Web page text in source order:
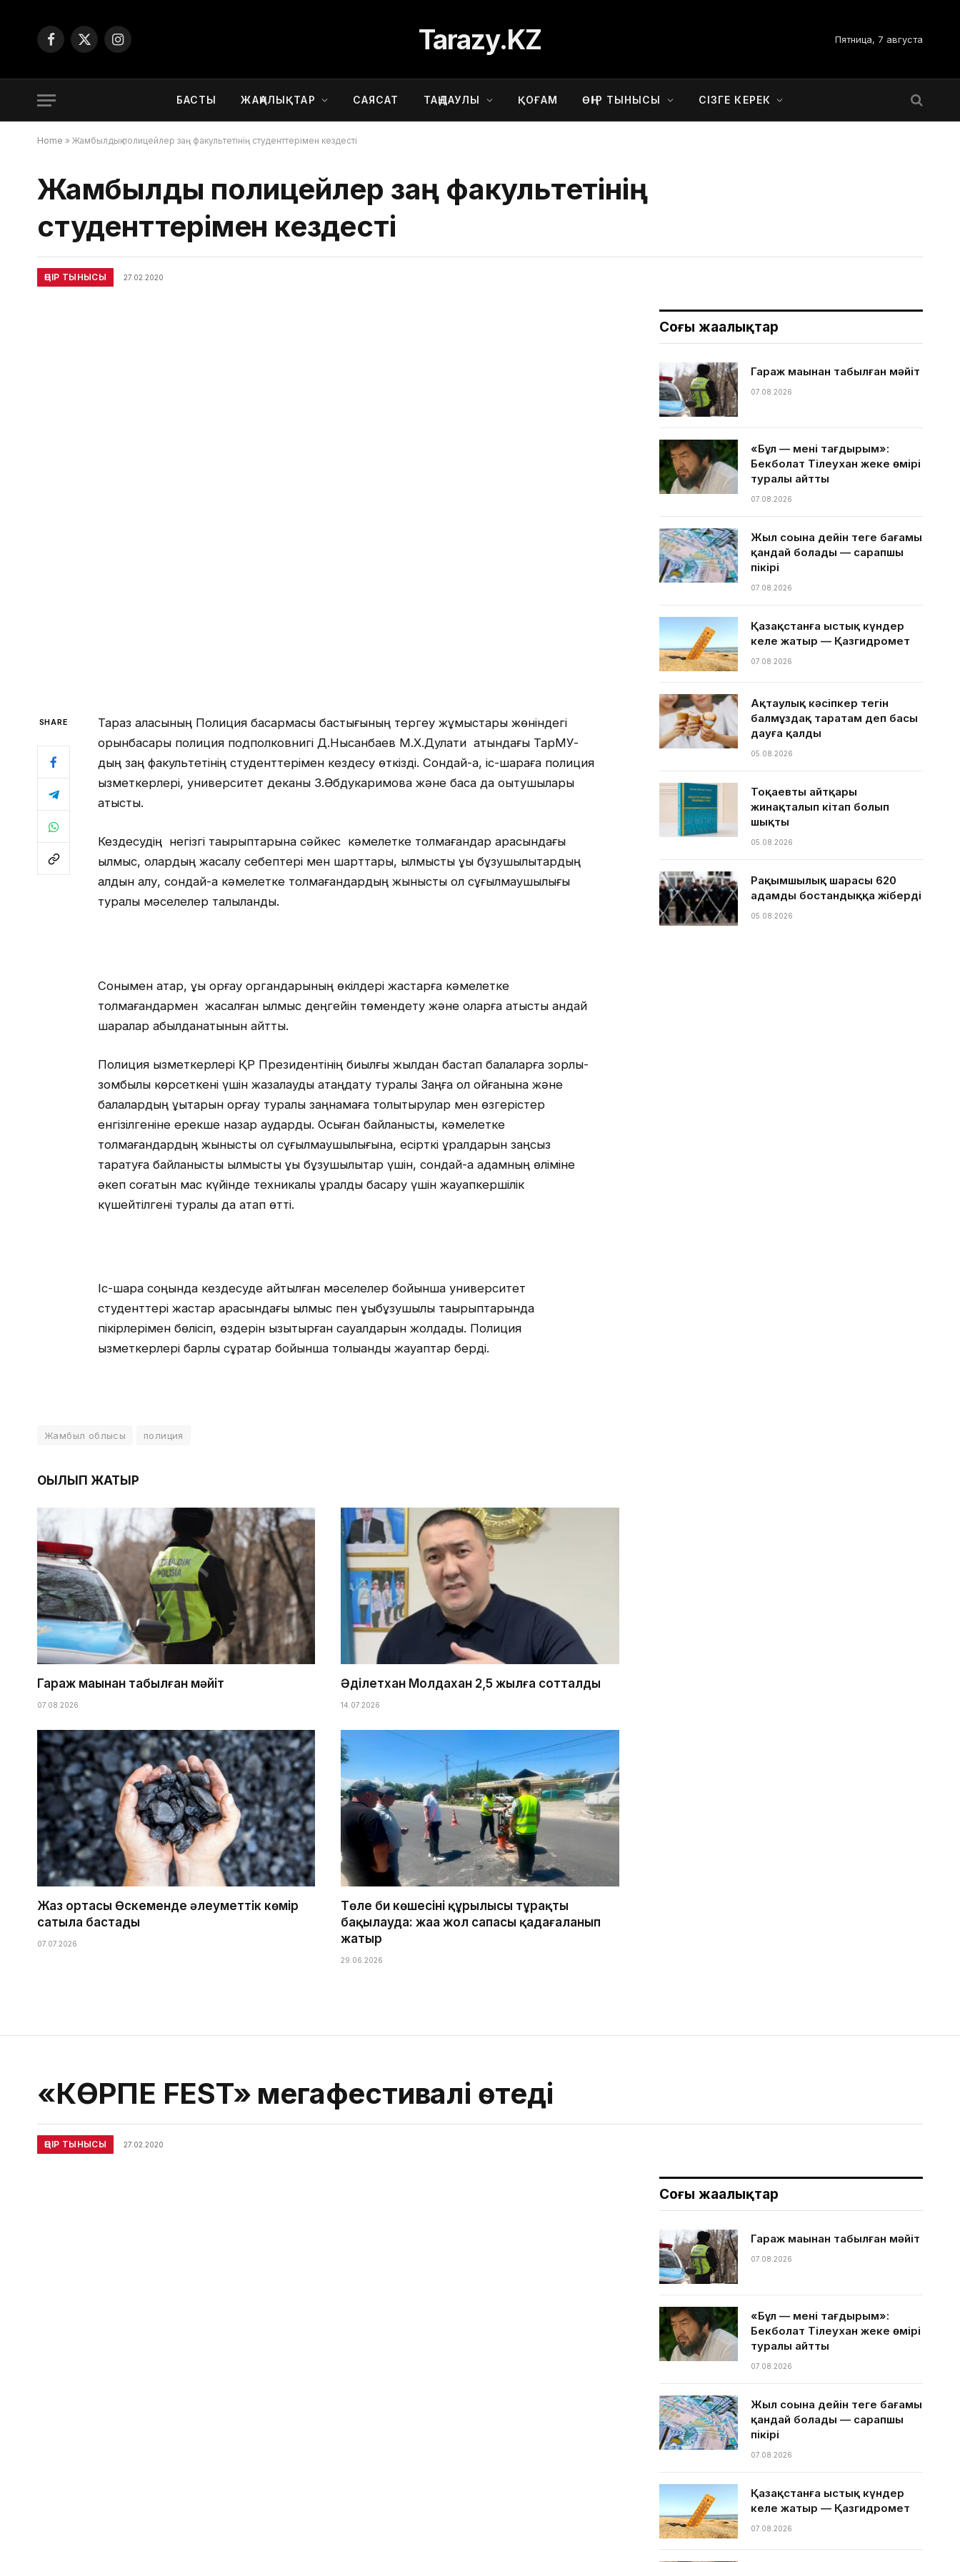
Facebook
X
Instagram Tarazy.KZ Пятница, 7 августа
БАСТЫ ЖАҢАЛЫҚТАР САЯСАТ ТАҢДАУЛЫ ҚОҒАМ ӨҢІР ТЫНЫСЫ СІЗГЕ КЕРЕК
Home » Жамбылдық полицейлер заң факультетінің студенттерімен кездесті
Жамбылдық полицейлер заң факультетінің
студенттерімен кездесті
ӨҢІР ТЫНЫСЫ 27.02.2020
SHARE
Тараз қаласының Полиция басқармасы бастығының тергеу жұмыстары жөніндегі
орынбасары полиция подполковнигі Д.Нысанбаев М.Х.Дулати атындағы ТарМУ-
дың заң факультетінің студенттерімен кездесу өткізді. Сондай-ақ, іс-шараға полиция
қызметкерлері, университет деканы З.Әбдукаримова және басқа да оқытушылары
қатысты.
Кездесудің негізгі тақырыптарына сәйкес кәмелетке толмағандар арасындағы
қылмыс, олардың жасалу себептері мен шарттары, қылмыстық құқық бұзушылықтардың
алдын алу, сондай-ақ кәмелетке толмағандардың жыныстық қол сұғылмаушылығы
туралы мәселелер талқыланды.
Сонымен қатар, құқық қорғау органдарының өкілдері жастарға кәмелетке
толмағандармен жасалған қылмыс деңгейін төмендету және оларға қатысты қандай
шаралар қабылданатынын айтты.
Полиция қызметкерлері ҚР Президентінің биылғы жылдан бастап балаларға зорлық-
зомбылық көрсеткені үшін жазалауды қатаңдату туралы Заңға қол қойғанына және
балалардың құқықтарын қорғау туралы заңнамаға толықтырулар мен өзгерістер
енгізілгеніне ерекше назар аударды. Осыған байланысты, кәмелетке
толмағандардың жыныстық қол сұғылмаушылығына, есірткі құралдарын заңсыз
таратуға байланысты қылмыстық құқық бұзушылықтар үшін, сондай-ақ адамның өліміне
әкеп соғатын мас күйінде техникалық құралды басқару үшін жауапкершілік
күшейтілгені туралы да атап өтті.
Іс-шара соңында кездесуде айтылған мәселелер бойынша университет
студенттері жастар арасындағы қылмыс пен құқықбұзушылық тақырыптарында
пікірлерімен бөлісіп, өздерін қызықтырған сауалдарын жолдады. Полиция
қызметкерлері барлық сұрақтар бойынша толыққанды жауаптар берді.
Жамбыл облысы полиция
ОҚЫЛЫП ЖАТЫР
Гараж маңынан табылған мәйіт
07.08.2026
Әділетхан Молдахан 2,5 жылға сотталды
14.07.2026
Жаз ортасы Өскеменде әлеуметтік көмір
сатыла бастады
07.07.2026
Төле би көшесінің құрылысы тұрақты
бақылауда: жаңа жол сапасы қадағаланып
жатыр
29.06.2026
Соңғы жаңалықтар
Гараж маңынан табылған мәйіт
07.08.2026
«Бұл — менің тағдырым»:
Бекболат Тілеухан жеке өмірі
туралы айтты
07.08.2026
Жыл соңына дейін теңге бағамы
қандай болады — сарапшы
пікірі
07.08.2026
Қазақстанға ыстық күндер
келе жатыр — Қазгидромет
07.08.2026
Ақтаулық кәсіпкер тегін
балмұздақ таратам деп басы
дауға қалды
05.08.2026
Тоқаевтың айтқары
жинақталып кітап болып
шықты
05.08.2026
Рақымшылық шарасы 620
адамды бостандыққа жіберді
05.08.2026
«КӨРПЕ FEST» мегафестивалі өтеді
ӨҢІР ТЫНЫСЫ 27.02.2020
Соңғы жаңалықтар
Гараж маңынан табылған мәйіт
07.08.2026
«Бұл — менің тағдырым»:
Бекболат Тілеухан жеке өмірі
туралы айтты
07.08.2026
Жыл соңына дейін теңге бағамы
қандай болады — сарапшы
пікірі
07.08.2026
Қазақстанға ыстық күндер
келе жатыр — Қазгидромет
07.08.2026